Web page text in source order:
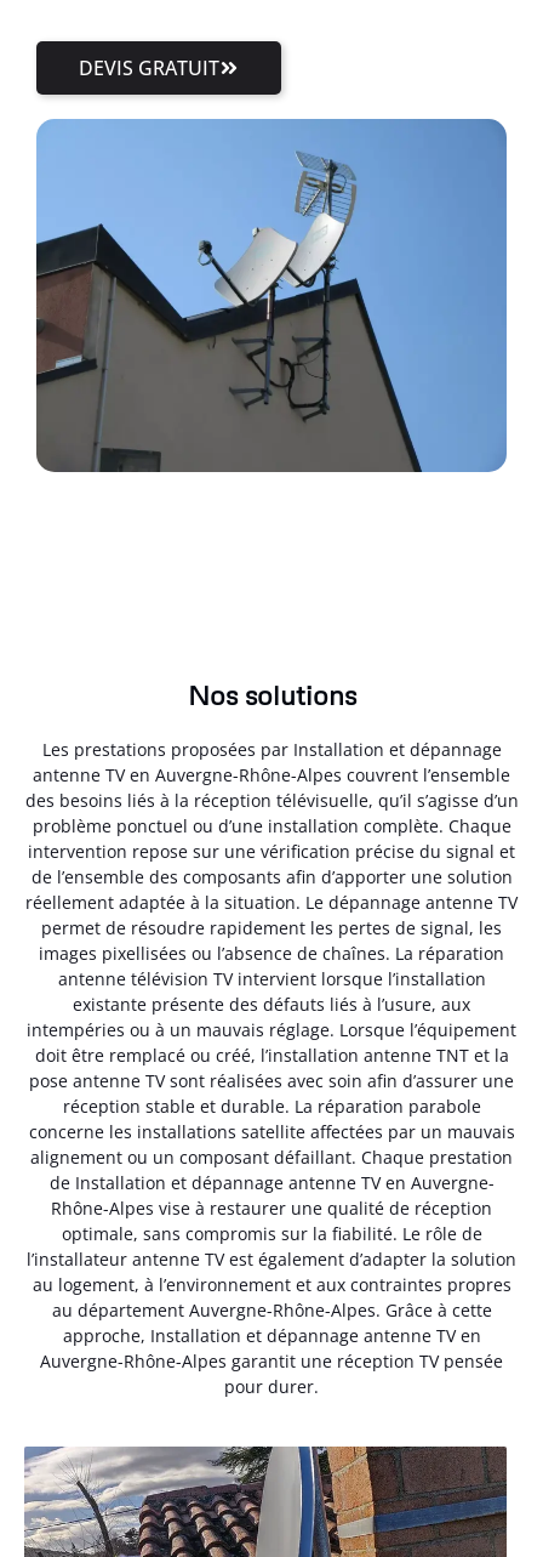
DEVIS GRATUIT
Nos solutions
Les prestations proposées par Installation et dépannage
antenne TV en Auvergne-Rhône-Alpes couvrent l’ensemble
des besoins liés à la réception télévisuelle, qu’il s’agisse d’un
problème ponctuel ou d’une installation complète. Chaque
intervention repose sur une vérification précise du signal et
de l’ensemble des composants afin d’apporter une solution
réellement adaptée à la situation. Le dépannage antenne TV
permet de résoudre rapidement les pertes de signal, les
images pixellisées ou l’absence de chaînes. La réparation
antenne télévision TV intervient lorsque l’installation
existante présente des défauts liés à l’usure, aux
intempéries ou à un mauvais réglage. Lorsque l’équipement
doit être remplacé ou créé, l’installation antenne TNT et la
pose antenne TV sont réalisées avec soin afin d’assurer une
réception stable et durable. La réparation parabole
concerne les installations satellite affectées par un mauvais
alignement ou un composant défaillant. Chaque prestation
de Installation et dépannage antenne TV en Auvergne-
Rhône-Alpes vise à restaurer une qualité de réception
optimale, sans compromis sur la fiabilité. Le rôle de
l’installateur antenne TV est également d’adapter la solution
au logement, à l’environnement et aux contraintes propres
au département Auvergne-Rhône-Alpes. Grâce à cette
approche, Installation et dépannage antenne TV en
Auvergne-Rhône-Alpes garantit une réception TV pensée
pour durer.